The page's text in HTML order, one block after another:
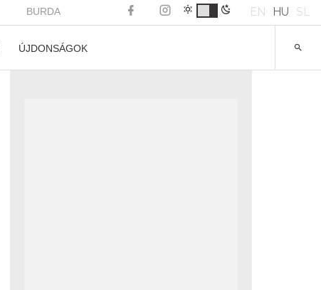
BURDA EN HU SL
ÚJDONSÁGOK